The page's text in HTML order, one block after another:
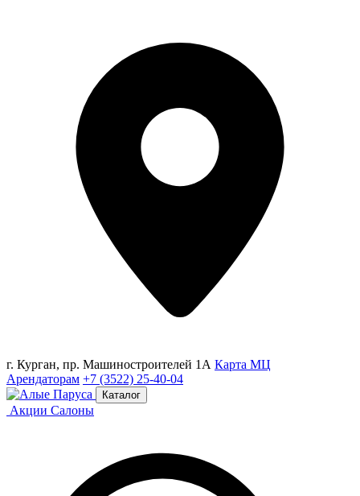
г. Курган, пр. Машиностроителей 1А Карта МЦ
Арендаторам +7 (3522) 25-40-04
Каталог
Акции Салоны